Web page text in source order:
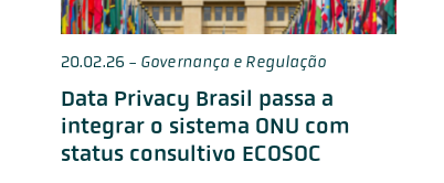
20.02.26 - Governança e Regulação
Data Privacy Brasil passa a
integrar o sistema ONU com
status consultivo ECOSOC